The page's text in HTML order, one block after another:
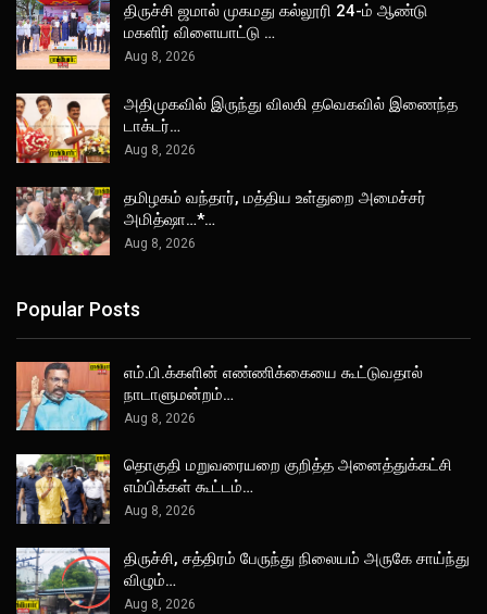
திருச்சி ஜமால் முகமது கல்லூரி 24-ம் ஆண்டு
மகளிர் விளையாட்டு …
Aug 8, 2026
அதிமுகவில் இருந்து விலகி தவெகவில் இணைந்த
டாக்டர்…
Aug 8, 2026
தமிழகம் வந்தார், மத்திய உள்துறை அமைச்சர்
அமித்ஷா…*…
Aug 8, 2026
Popular Posts
எம்.பி.க்களின் எண்ணிக்கையை கூட்டுவதால்
நாடாளுமன்றம்…
Aug 8, 2026
தொகுதி மறுவரையறை குறித்த அனைத்துக்கட்சி
எம்பிக்கள் கூட்டம்…
Aug 8, 2026
திருச்சி, சத்திரம் பேருந்து நிலையம் அருகே சாய்ந்து
விழும்…
Aug 8, 2026